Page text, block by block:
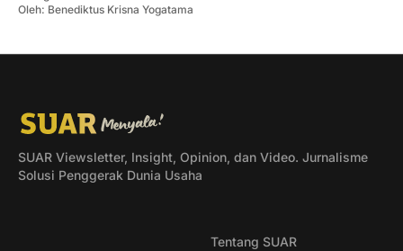
Oleh: Benediktus Krisna Yogatama
SUAR Viewsletter, Insight, Opinion, dan Video. Jurnalisme
Solusi Penggerak Dunia Usaha
Tentang SUAR